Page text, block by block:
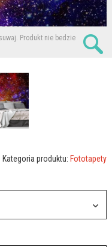
Produkt nie bedzie
Kategoria produktu: Fototapety